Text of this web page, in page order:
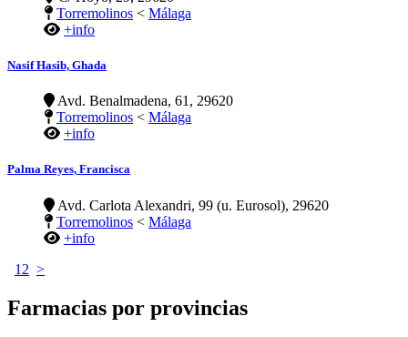
Torremolinos < Málaga
+info
Nasif Hasib, Ghada
Avd. Benalmadena, 61, 29620
Torremolinos < Málaga
+info
Palma Reyes, Francisca
Avd. Carlota Alexandri, 99 (u. Eurosol), 29620
Torremolinos < Málaga
+info
1 2 >
Farmacias por provincias